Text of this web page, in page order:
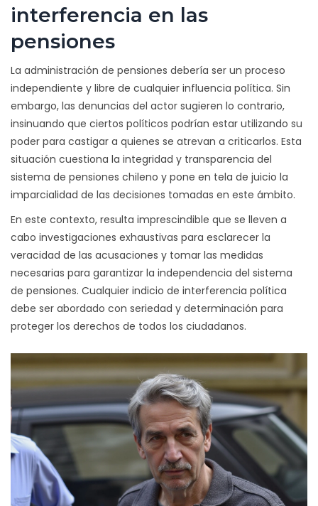
interferencia en las
pensiones
La administración de pensiones debería ser un proceso
independiente y libre de cualquier influencia política. Sin
embargo, las denuncias del actor sugieren lo contrario,
insinuando que ciertos políticos podrían estar utilizando su
poder para castigar a quienes se atrevan a criticarlos. Esta
situación cuestiona la integridad y transparencia del
sistema de pensiones chileno y pone en tela de juicio la
imparcialidad de las decisiones tomadas en este ámbito.
En este contexto, resulta imprescindible que se lleven a
cabo investigaciones exhaustivas para esclarecer la
veracidad de las acusaciones y tomar las medidas
necesarias para garantizar la independencia del sistema
de pensiones. Cualquier indicio de interferencia política
debe ser abordado con seriedad y determinación para
proteger los derechos de todos los ciudadanos.